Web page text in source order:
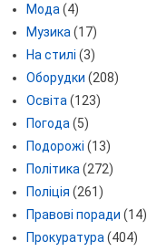
Мода(4)
Музика(17)
На стилі (3)
Оборудки (208)
Освіта(123)
Погода(5)
Подорожі (13)
Політика(272)
Поліція (261)
Правові поради (14)
Прокуратура(404)